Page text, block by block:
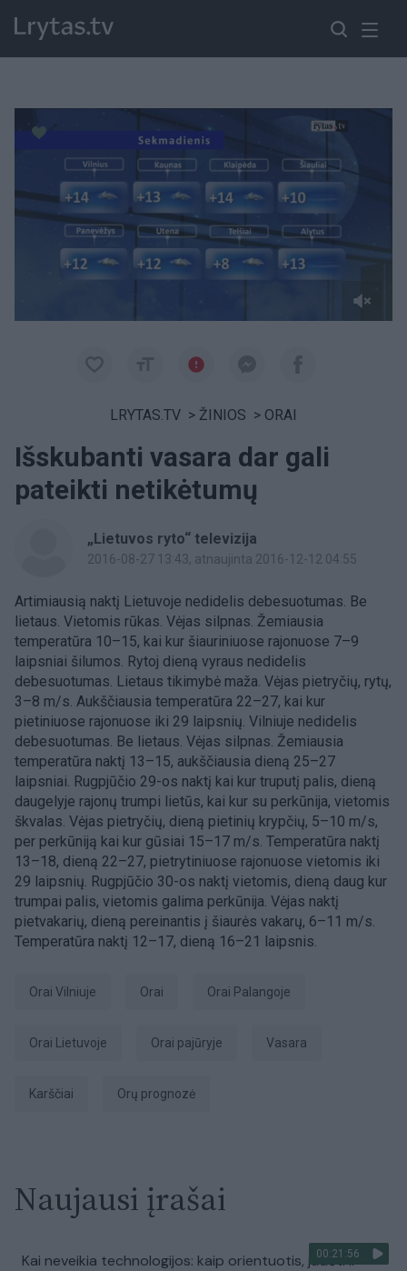
Paremkite Ukrainą
LRYTAS.TV > ŽINIOS > ORAI
Išskubanti vasara dar gali
pateikti netikėtumų
„Lietuvos ryto“ televizija
2016-08-27 13:43, atnaujinta 2016-12-12 04:55
Artimiausią naktį Lietuvoje nedidelis debesuotumas. Be
lietaus. Vietomis rūkas. Vėjas silpnas. Žemiausia
temperatūra 10–15, kai kur šiauriniuose rajonuose 7–9
laipsniai šilumos. Rytoj dieną vyraus nedidelis
debesuotumas. Lietaus tikimybė maža. Vėjas pietryčių, rytų,
3–8 m/s. Aukščiausia temperatūra 22–27, kai kur
pietiniuose rajonuose iki 29 laipsnių. Vilniuje nedidelis
debesuotumas. Be lietaus. Vėjas silpnas. Žemiausia
temperatūra naktį 13–15, aukščiausia dieną 25–27
laipsniai. Rugpjūčio 29-os naktį kai kur truputį palis, dieną
daugelyje rajonų trumpi lietūs, kai kur su perkūnija, vietomis
škvalas. Vėjas pietryčių, dieną pietinių krypčių, 5–10 m/s,
per perkūniją kai kur gūsiai 15–17 m/s. Temperatūra naktį
13–18, dieną 22–27, pietrytiniuose rajonuose vietomis iki
29 laipsnių. Rugpjūčio 30-os naktį vietomis, dieną daug kur
trumpai palis, vietomis galima perkūnija. Vėjas naktį
pietvakarių, dieną pereinantis į šiaurės vakarų, 6–11 m/s.
Temperatūra naktį 12–17, dieną 16–21 laipsnis.
orai Vilniuje Orai orai Palangoje
orai Lietuvoje orai pajūryje Vasara
karščiai Orų prognozė
Naujausi įrašai
00:21:56
Kai neveikia technologijos: kaip orientuotis, judėti ir